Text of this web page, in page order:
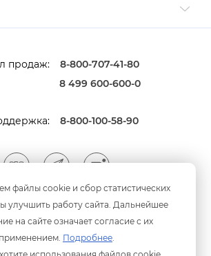
файлы cookie и сбор статистических
улучшить работу сайта. Дальнейшее
на сайте означает согласие с их
применением. Подробнее.
продаж:
8-800-707-41-80
8 499 600-600-0
8-800-100-58-90
принимаем оплату
анковскими картами